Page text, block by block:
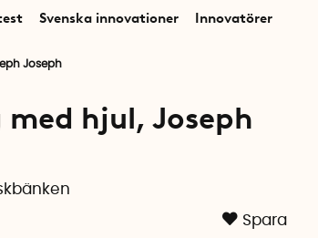
Svenska innovationer Innovatörer
Joseph
hjul, Joseph
Spara